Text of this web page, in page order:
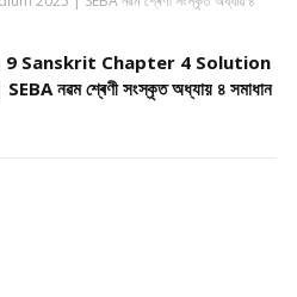
9 Sanskrit Chapter 4 Solution
নৱম শ্ৰেণী সংস্কৃত অধ্যায় ৪ সমাধান